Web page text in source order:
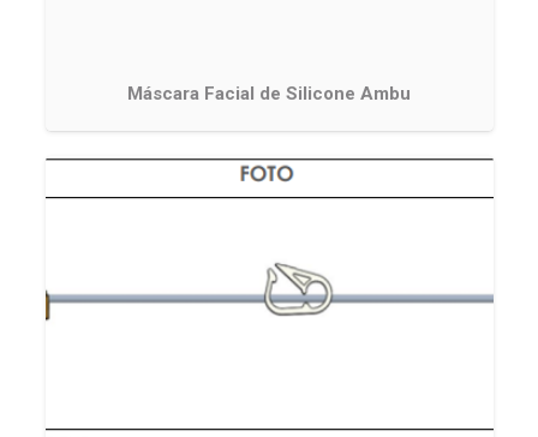
Máscara Facial de Silicone Ambu